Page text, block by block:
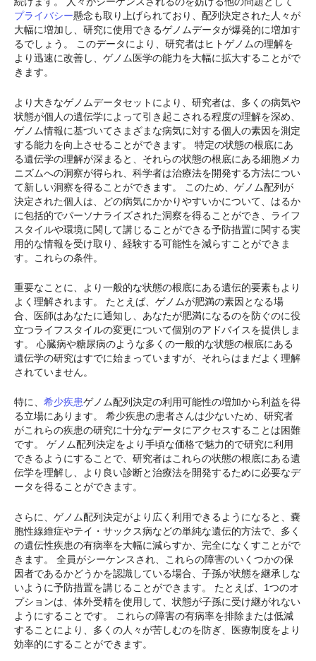
プライバシー懸念も取り上げられており、配列決定された人々が
大幅に増加し、研究に使用できるゲノムデータが爆発的に増加す
るでしょう。 このデータにより、研究者はヒトゲノムの理解を
より迅速に改善し、ゲノム医学の能力を大幅に拡大することがで
きます。
より大きなゲノムデータセットにより、研究者は、多くの病気や
状態が個人の遺伝学によって引き起こされる程度の理解を深め、
ゲノム情報に基づいてさまざまな病気に対する個人の素因を測定
する能力を向上させることができます。 特定の状態の根底にあ
る遺伝学の理解が深まると、それらの状態の根底にある細胞メカ
ニズムへの洞察が得られ、科学者は治療法を開発する方法につい
て新しい洞察を得ることができます。 このため、ゲノム配列が
決定された個人は、どの病気にかかりやすいかについて、はるか
に包括的でパーソナライズされた洞察を得ることができ、ライフ
スタイルや環境に関して講じることができる予防措置に関する実
用的な情報を受け取り、経験する可能性を減らすことができま
す。これらの条件。
重要なことに、より一般的な状態の根底にある遺伝的要素もより
よく理解されます。 たとえば、ゲノムが肥満の素因となる場
合、医師はあなたに通知し、あなたが肥満になるのを防ぐのに役
立つライフスタイルの変更について個別のアドバイスを提供しま
す。 心臓病や糖尿病のような多くの一般的な状態の根底にある
遺伝学の研究はすでに始まっていますが、それらはまだよく理解
されていません。
特に、 希少疾患ゲノム配列決定の利用可能性の増加から利益を得
る立場にあります。 希少疾患の患者さんは少ないため、研究者
がこれらの疾患の研究に十分なデータにアクセスすることは困難
です。 ゲノム配列決定をより手頃な価格で魅力的で研究に利用
できるようにすることで、研究者はこれらの状態の根底にある遺
伝学を理解し、より良い診断と治療法を開発するために必要なデ
ータを得ることができます。
さらに、ゲノム配列決定がより広く利用できるようになると、嚢
胞性線維症やテイ・サックス病などの単純な遺伝的方法で、多く
の遺伝性疾患の有病率を大幅に減らすか、完全になくすことがで
きます。 全員がシーケンスされ、これらの障害のいくつかの保
因者であるかどうかを認識している場合、子孫が状態を継承しな
いように予防措置を講じることができます。 たとえば、1つのオ
プションは、体外受精を使用して、状態が子孫に受け継がれない
ようにすることです。 これらの障害の有病率を排除または低減
することにより、多くの人々が苦しむのを防ぎ、医療制度をより
効率的にすることができます。